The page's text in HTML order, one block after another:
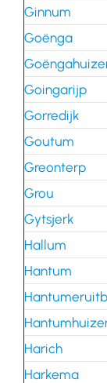
Ginnum
Goënga
Goingarijp
Gorredijk
Goutum
Greonterp
Grou
Gytsjerk
Hallum
Hantum
Harich
Harkema